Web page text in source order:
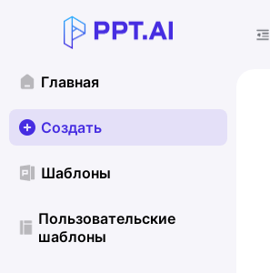
Главная
Создать
Шаблоны
Пользовательские
шаблоны